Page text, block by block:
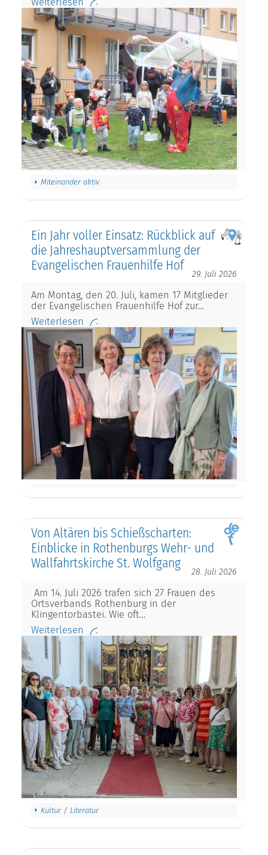
Miteinander aktiv
Ein Jahr voller Einsatz: Rückblick auf
die Jahreshauptversammlung der
Evangelischen Frauenhilfe Hof
29. Juli 2026
Am Montag, den 20. Juli, kamen 17 Mitglieder
der Evangelischen Frauenhilfe Hof zur…
Weiterlesen
Von Altären bis Schießscharten:
Einblicke in Rothenburgs Wehr- und
Wallfahrtskirche St. Wolfgang
28. Juli 2026
Am 14. Juli 2026 trafen sich 27 Frauen des
Ortsverbands Rothenburg in der
Klingentorbastei. Wie oft…
Weiterlesen
Kultur / Literatur